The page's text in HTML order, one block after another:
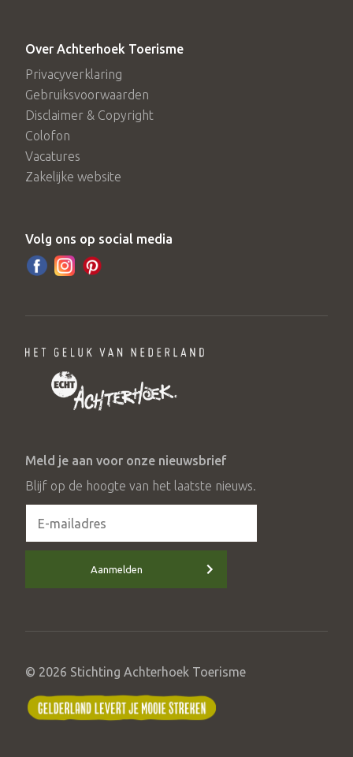
Over Achterhoek Toerisme
Privacyverklaring
Gebruiksvoorwaarden
Disclaimer & Copyright
Colofon
Vacatures
Zakelijke website
Volg ons op social media
Meld je aan voor onze nieuwsbrief
Blijf op de hoogte van het laatste nieuws.
Aanmelden
© 2026 Stichting Achterhoek Toerisme